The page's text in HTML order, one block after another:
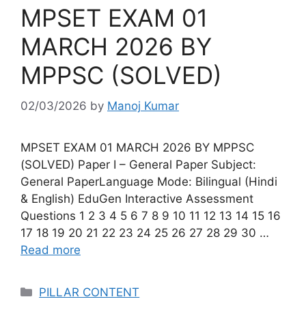
MPSET EXAM 01
MARCH 2026 BY
MPPSC (SOLVED)
02/03/2026 by Manoj Kumar
MPSET EXAM 01 MARCH 2026 BY MPPSC
(SOLVED) Paper I – General Paper Subject:
General PaperLanguage Mode: Bilingual (Hindi
& English) EduGen Interactive Assessment
Questions 1 2 3 4 5 6 7 8 9 10 11 12 13 14 15 16
17 18 19 20 21 22 23 24 25 26 27 28 29 30 …
Read more
Categories
PILLAR CONTENT